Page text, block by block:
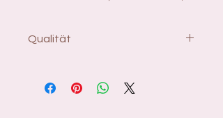
Qualität
Polyester, 15% Elasthan, 14%
Baumwolle